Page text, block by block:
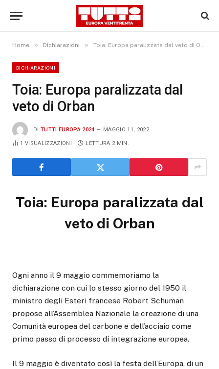
Home » Dichiarazioni » Toia: Europa paralizzata dal veto di Orban
DICHIARAZIONI
Toia: Europa paralizzata dal
veto di Orban
DI TUTTI EUROPA 2024 MAGGIO 11, 2022
1VISUALIZZAZIONI LETTURA 2 MIN.
Toia: Europa paralizzata dal
veto di Orban
Ogni anno il 9 maggio commemoriamo la
dichiarazione con cui lo stesso giorno del 1950 il
ministro degli Esteri francese Robert Schuman
propose all’Assemblea Nazionale la creazione di una
Comunità europea del carbone e dell’acciaio come
primo passo di processo di integrazione europea.
Il 9 maggio è diventato così la festa dell’Europa, di un